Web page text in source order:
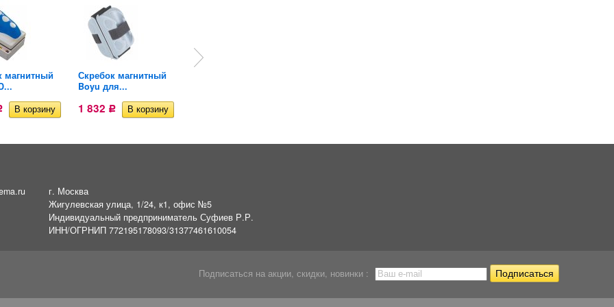
магнитный
Скребок магнитный
Boyu для...
1 832 Р
г. Москва
Жигулевская улица, 1/24, к1, офис №5
Индивидуальный предприниматель Суфиев Р.Р.
ИНН/ОГРНИП 772195178093/31377461610054
Подписаться на акции, скидки, новинки :